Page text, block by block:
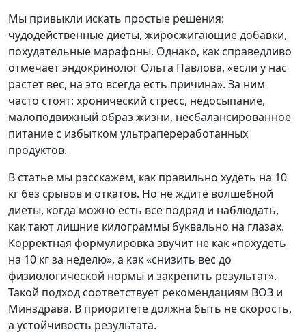
Мы привыкли искать простые решения:
чудодейственные диеты, жиросжигающие добавки,
похудательные марафоны. Однако, как справедливо
отмечает эндокринолог Ольга Павлова, «если у нас
растет вес, на это всегда есть причина». За ним
часто стоят: хронический стресс, недосыпание,
малоподвижный образ жизни, несбалансированное
питание с избытком ультрапереработанных
продуктов.
В статье мы расскажем, как правильно худеть на 10
кг без срывов и откатов. Но не ждите волшебной
диеты, когда можно есть все подряд и наблюдать,
как тают лишние килограммы буквально на глазах.
Корректная формулировка звучит не как «похудеть
на 10 кг за неделю», а как «снизить вес до
физиологической нормы и закрепить результат».
Такой подход соответствует рекомендациям ВОЗ и
Минздрава. В приоритете должна быть не скорость,
а устойчивость результата.